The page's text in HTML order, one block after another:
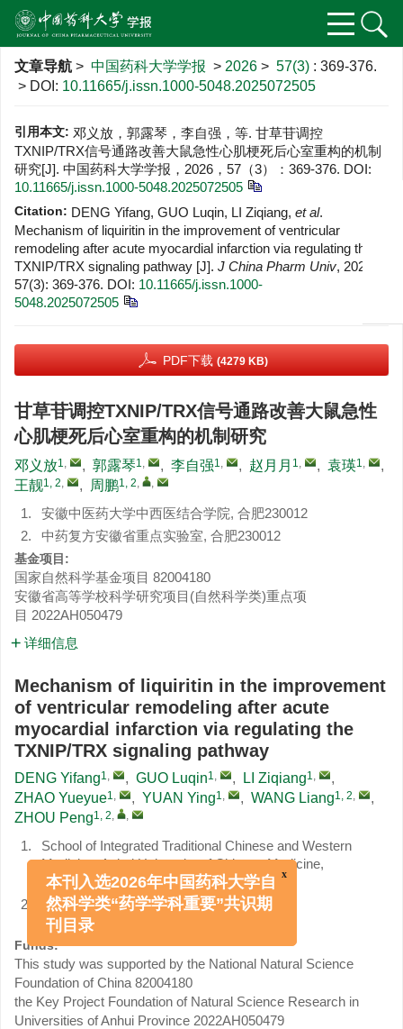
文章导航 > 中国药科大学学报 > 2026 > 57(3) : 369-376.
> DOI: 10.11665/j.issn.1000-5048.2025072505
引用本文: 邓义放，郭露琴，李自强，等. 甘草苷调控
TXNIP/TRX信号通路改善大鼠急性心肌梗死后心室重构的机制
研究[J]. 中国药科大学学报，2026，57（3）：369-376. DOI:
10.11665/j.issn.1000-5048.2025072505
Citation: DENG Yifang, GUO Luqin, LI Ziqiang, et al.
Mechanism of liquiritin in the improvement of ventricular
remodeling after acute myocardial infarction via regulating the
TXNIP/TRX signaling pathway [J]. J China Pharm Univ, 2026,
57(3): 369-376. DOI: 10.11665/j.issn.1000-
5048.2025072505
PDF下载 (4279 KB)
甘草苷调控TXNIP/TRX信号通路改善大鼠急性
心肌梗死后心室重构的机制研究
邓义放1, , 郭露琴1, , 李自强1, , 赵月月 1, , 袁瑛1,
,
王靓1, 2, , 周鹏1, 2, ,
1.
安徽中医药大学中西医结合学院, 合肥230012
2.
中药复方安徽省重点实验室, 合肥230012
基金项目:
国家自然科学基金项目 82004180
安徽省高等学校科学研究项目(自然科学类)重点项
目 2022AH050479
详细信息
Mechanism of liquiritin in the improvement
of ventricular remodeling after acute
myocardial infarction via regulating the
TXNIP/TRX signaling pathway
DENG Yifang1, , GUO Luqin1, , LI Ziqiang1,
,
ZHAO Yueyue1, , YUAN Ying1, , WANG Liang1, 2,
,
ZHOU Peng1, 2, ,
1.
School of Integrated Traditional Chinese and Western
Medicine, Anhui University of Chinese Medicine,
Hefei 230012
2.
Anhui Provincial Key Laboratory of Chinese
Medicinal Formula, Hefei 230012, China
Funds:
This study was supported by the National Natural Science
Foundation of China 82004180
the Key Project Foundation of Natural Science Research in
Universities of Anhui Province 2022AH050479
x
本刊入选2026年中国药科大学自
然科学类“药学学科重要”共识期
刊目录